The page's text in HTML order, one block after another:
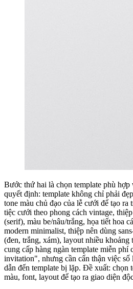
Bước thứ hai là chọn template phù
quyết định: template không chỉ phải
tone màu chủ đạo của lễ cưới để tạo ra
tiệc cưới theo phong cách vintage,
(serif), màu be/nâu/trắng, họa tiết hoa
modern minimalist, thiệp nên dùng
(đen, trắng, xám), layout nhiều khoảng
cung cấp hàng ngàn template miễn
invitation", nhưng cần cẩn thận việc
dẫn đến template bị lặp. Đề xuất: chọn
màu, font, layout để tạo ra giao diện